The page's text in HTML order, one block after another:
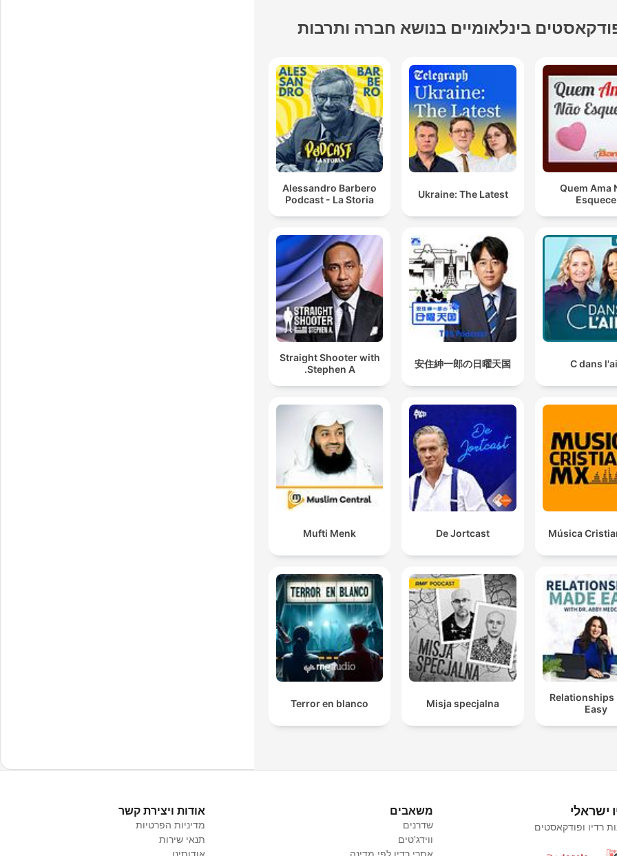
בינלאומיים בנושא חברה ותרבות
Quem Ama
Esquece
Ukraine: The Latest
Alessandro Barbero
Podcast - La Storia
C dans
安住紳一郎の日曜天国
Straight Shooter with
Stephen A.
Música
De Jortcast
Mufti Menk
Relationships
Easy
Misja specjalna
Terror en blanco
ישראלי
רדיו ופודקאסטים
משאבים
שדרנים
ווידג'טים
אתרי רדיו לפי מדינה
אודות ויצירת קשר
מדיניות הפרטיות
תנאי שירות
אודותינו